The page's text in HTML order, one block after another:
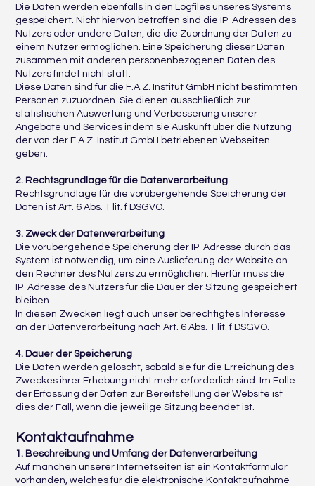
Die Daten werden ebenfalls in den Logfiles unseres Systems
gespeichert. Nicht hiervon betroffen sind die IP-Adressen des
Nutzers oder andere Daten, die die Zuordnung der Daten zu
einem Nutzer ermöglichen. Eine Speicherung dieser Daten
zusammen mit anderen personenbezogenen Daten des
Nutzers findet nicht statt.
Diese Daten sind für die F.A.Z. Institut GmbH nicht bestimmten
Personen zuzuordnen. Sie dienen ausschließlich zur
statistischen Auswertung und Verbesserung unserer
Angebote und Services indem sie Auskunft über die Nutzung
der von der F.A.Z. Institut GmbH betriebenen Webseiten
geben.
2. Rechtsgrundlage für die Datenverarbeitung
Rechtsgrundlage für die vorübergehende Speicherung der
Daten ist Art. 6 Abs. 1 lit. f DSGVO.
3. Zweck der Datenverarbeitung
Die vorübergehende Speicherung der IP-Adresse durch das
System ist notwendig, um eine Auslieferung der Website an
den Rechner des Nutzers zu ermöglichen. Hierfür muss die
IP-Adresse des Nutzers für die Dauer der Sitzung gespeichert
bleiben.
In diesen Zwecken liegt auch unser berechtigtes Interesse
an der Datenverarbeitung nach Art. 6 Abs. 1 lit. f DSGVO.
4. Dauer der Speicherung
Die Daten werden gelöscht, sobald sie für die Erreichung des
Zweckes ihrer Erhebung nicht mehr erforderlich sind. Im Falle
der Erfassung der Daten zur Bereitstellung der Website ist
dies der Fall, wenn die jeweilige Sitzung beendet ist.
Kontaktaufnahme
1. Beschreibung und Umfang der Datenverarbeitung
Auf manchen unserer Internetseiten ist ein Kontaktformular
vorhanden, welches für die elektronische Kontaktaufnahme